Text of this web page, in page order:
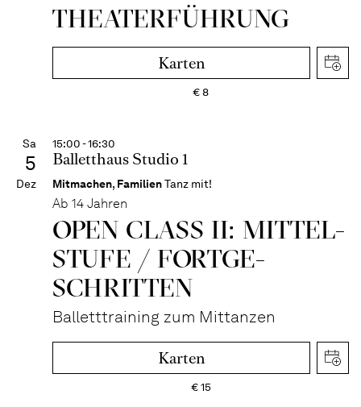
THEATER­FÜHR­UNG
Karten
€8
Sa
5
Dez
15:00 - 16:30
Balletthaus Studio 1
Mitmachen, FamilienTanz mit!
Ab 14 Jahren
OPEN CLASS II: MITTEL­
STUFE / FORT­GE­
SCHRITTEN
Balletttraining zum Mittanzen
Karten
€15